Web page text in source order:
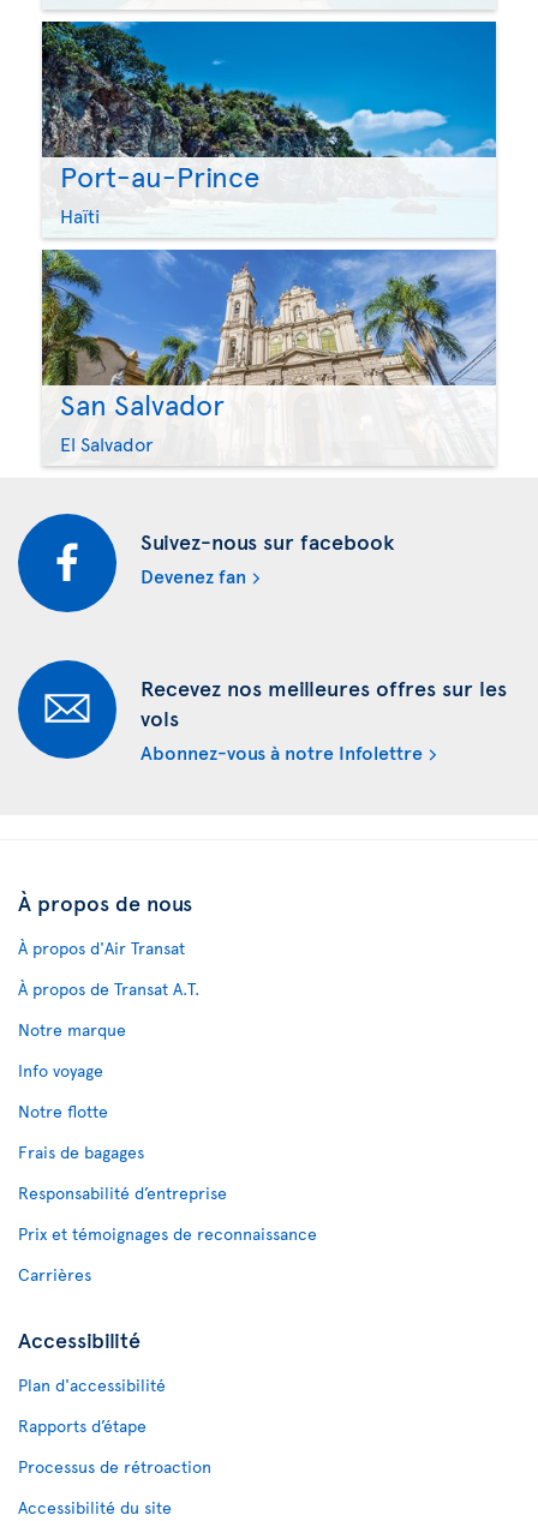
Port-au-Prince
Haïti
San Salvador
El Salvador
Suivez-nous sur facebook
Devenez fan
Recevez nos meilleures offres sur les
vols
Abonnez-vous à notre Infolettre
À propos de nous
À propos d'Air Transat
À propos de Transat A.T.
Notre marque
Info voyage
Notre flotte
Frais de bagages
Responsabilité d’entreprise
Prix et témoignages de reconnaissance
Carrières
Accessibilité
Plan d'accessibilité
Rapports d’étape
Processus de rétroaction
Accessibilité du site